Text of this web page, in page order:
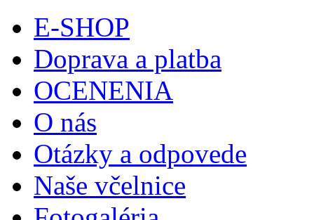
E-SHOP
Doprava a platba
OCENENIA
O nás
Otázky a odpovede
Naše včelnice